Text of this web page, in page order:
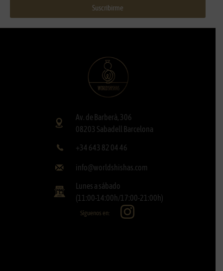
Suscribirme
Av. de Barberà, 306
08203 Sabadell Barcelona
+34 643 82 04 46
info@worldshishas.com
Lunes a sábado
(11:00-14:00h/17:00-21:00h)
Síguenos en: